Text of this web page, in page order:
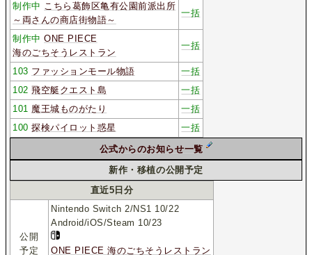
制作中 こちら葛飾区亀有公園前派出所
～両さんの商店街物語～
一括
制作中 ONE PIECE
海のごちそうレストラン
一括
103 ファッションモール物語
一括
102 飛空艇クエスト島
一括
101 魔王城ものがたり
一括
100 探検パイロット惑星 一括
公式からのお知らせ一覧
新作・移植の公開予定
直近5日分
公開
予定
Nintendo Switch 2/NS1 10/22
Android/iOS/Steam 10/23
ONE PIECE 海のごちそうレストラン